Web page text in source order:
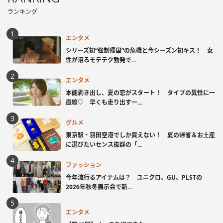
ランキング
エンタメ
シリーズ初“強制帰国”の危機と今シーズン初キス！ 女
性が沼るモテテク勃発で...
エンタメ
本能剥き出し、夏の恋がスタート！ タイプの異性に一
直線♡ 早くも走り出す一...
グルメ
東京駅・羽田空港でしか買えない！ 夏の帰省＆お土産
に選びたいセンス抜群の「...
ファッション
今年流行るアイテムは？ ユニクロ、GU、PLSTの
2026年秋冬展示会で新...
エンタメ